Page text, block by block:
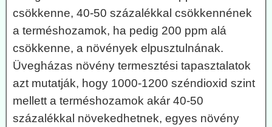
csökkenne, 40-50 százalékkal csökkennének
a terméshozamok, ha pedig 200 ppm alá
csökkenne, a növények elpusztulnának.
Üvegházas növény termesztési tapasztalatok
azt mutatják, hogy 1000-1200 széndioxid szint
mellett a terméshozamok akár 40-50
százalékkal növekedhetnek, egyes növény